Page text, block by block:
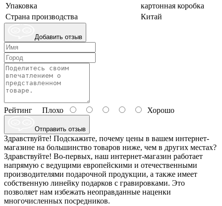
Упаковка
картонная коробка
Страна производства
Китай
Добавить отзыв
Рейтинг Плохо Хорошо
Отправить отзыв
Здравствуйте! Подскажите, почему цены в вашем интернет-
магазине на большинство товаров ниже, чем в других местах?
Здравствуйте! Во-первых, наш интернет-магазин работает
напрямую с ведущими европейскими и отечественными
производителями подарочной продукции, а также имеет
собственную линейку подарков с гравировками. Это
позволяет нам избежать неоправданные наценки
многочисленных посредников.